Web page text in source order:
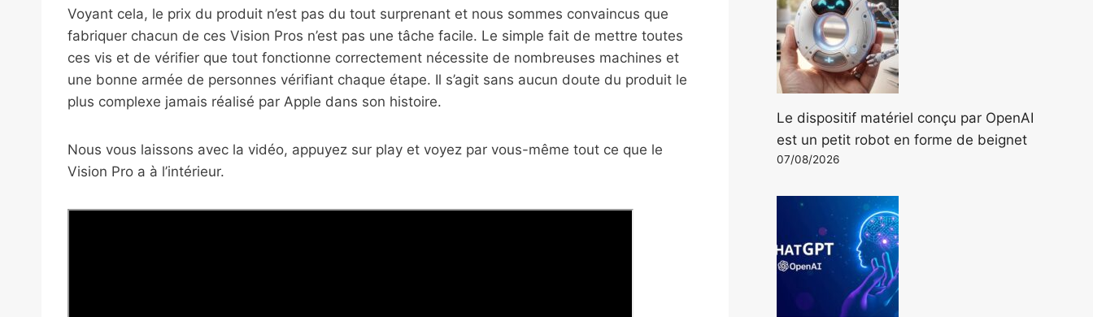
Voyant cela, le prix du produit n’est pas du tout surprenant et nous sommes convaincus que
fabriquer chacun de ces Vision Pros n’est pas une tâche facile. Le simple fait de mettre toutes
ces vis et de vérifier que tout fonctionne correctement nécessite de nombreuses machines et
une bonne armée de personnes vérifiant chaque étape. Il s’agit sans aucun doute du produit le
plus complexe jamais réalisé par Apple dans son histoire.
Nous vous laissons avec la vidéo, appuyez sur play et voyez par vous-même tout ce que le
Vision Pro a à l’intérieur.
Le dispositif matériel conçu par OpenAI
est un petit robot en forme de beignet
07/08/2026